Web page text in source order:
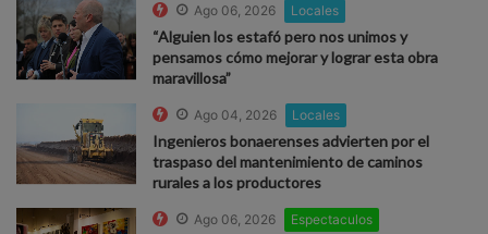
Ago 06, 2026 Locales
“Alguien los estafó pero nos unimos y
pensamos cómo mejorar y lograr esta obra
maravillosa”
Ago 04, 2026 Locales
Ingenieros bonaerenses advierten por el
traspaso del mantenimiento de caminos
rurales a los productores
Ago 06, 2026 Espectaculos